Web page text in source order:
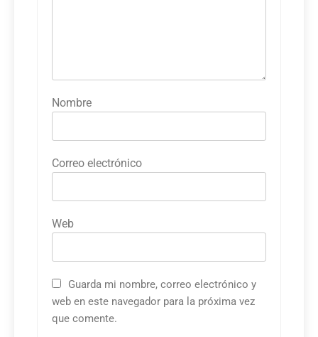
Nombre
Correo electrónico
Web
Guarda mi nombre, correo electrónico y
web en este navegador para la próxima vez
que comente.